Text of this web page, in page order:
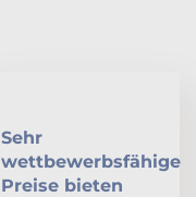
Sehr
wettbewerbsfähige
Preise bieten